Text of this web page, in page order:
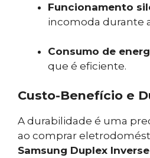
Funcionamento
incomoda durante
Consumo de
que é eficiente.
Custo-Benefício e
A durabilidade é uma
ao comprar
Samsung Duplex